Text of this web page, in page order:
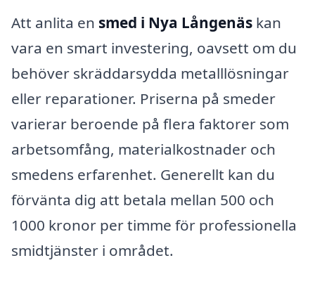
Att anlita en smed i Nya Långenäs kan
vara en smart investering, oavsett om du
behöver skräddarsydda metalllösningar
eller reparationer. Priserna på smeder
varierar beroende på flera faktorer som
arbetsomfång, materialkostnader och
smedens erfarenhet. Generellt kan du
förvänta dig att betala mellan 500 och
1000 kronor per timme för professionella
smidtjänster i området.